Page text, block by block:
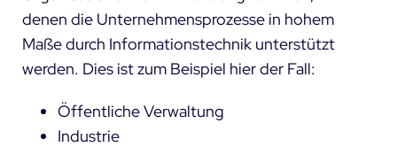
denen die Unternehmensprozesse in hohem
Maße durch Informationstechnik unterstützt
werden. Dies ist zum Beispiel hier der Fall:
Öffentliche Verwaltung
Industrie